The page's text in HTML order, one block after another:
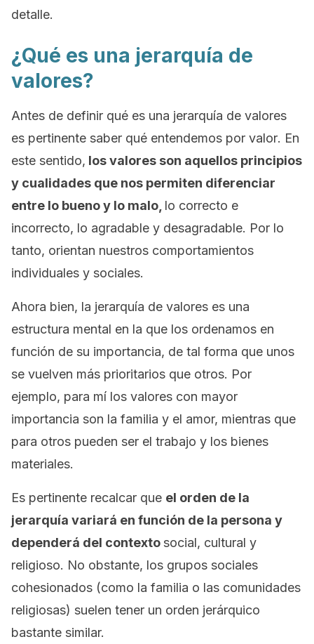
detalle.
¿Qué es una jerarquía de
valores?
Antes de definir qué es una jerarquía de valores
es pertinente saber qué entendemos por valor. En
este sentido, los valores son aquellos principios
y cualidades que nos permiten diferenciar
entre lo bueno y lo malo, lo correcto e
incorrecto, lo agradable y desagradable. Por lo
tanto, orientan nuestros comportamientos
individuales y sociales.
Ahora bien, la jerarquía de valores es una
estructura mental en la que los ordenamos en
función de su importancia, de tal forma que unos
se vuelven más prioritarios que otros. Por
ejemplo, para mí los valores con mayor
importancia son la familia y el amor, mientras que
para otros pueden ser el trabajo y los bienes
materiales.
Es pertinente recalcar que el orden de la
jerarquía variará en función de la persona y
dependerá del contextosocial, cultural y
religioso. No obstante, los grupos sociales
cohesionados (como la familia o las comunidades
religiosas) suelen tener un orden jerárquico
bastante similar.